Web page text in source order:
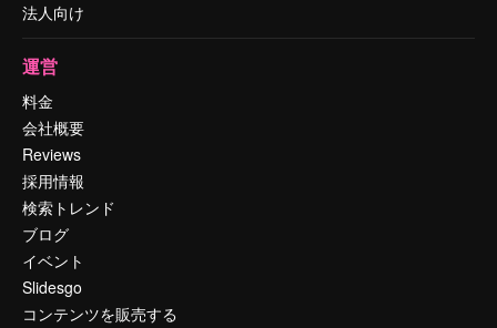
法人向け
運営
料金
会社概要
Reviews
採用情報
検索トレンド
ブログ
イベント
Slidesgo
コンテンツを販売する